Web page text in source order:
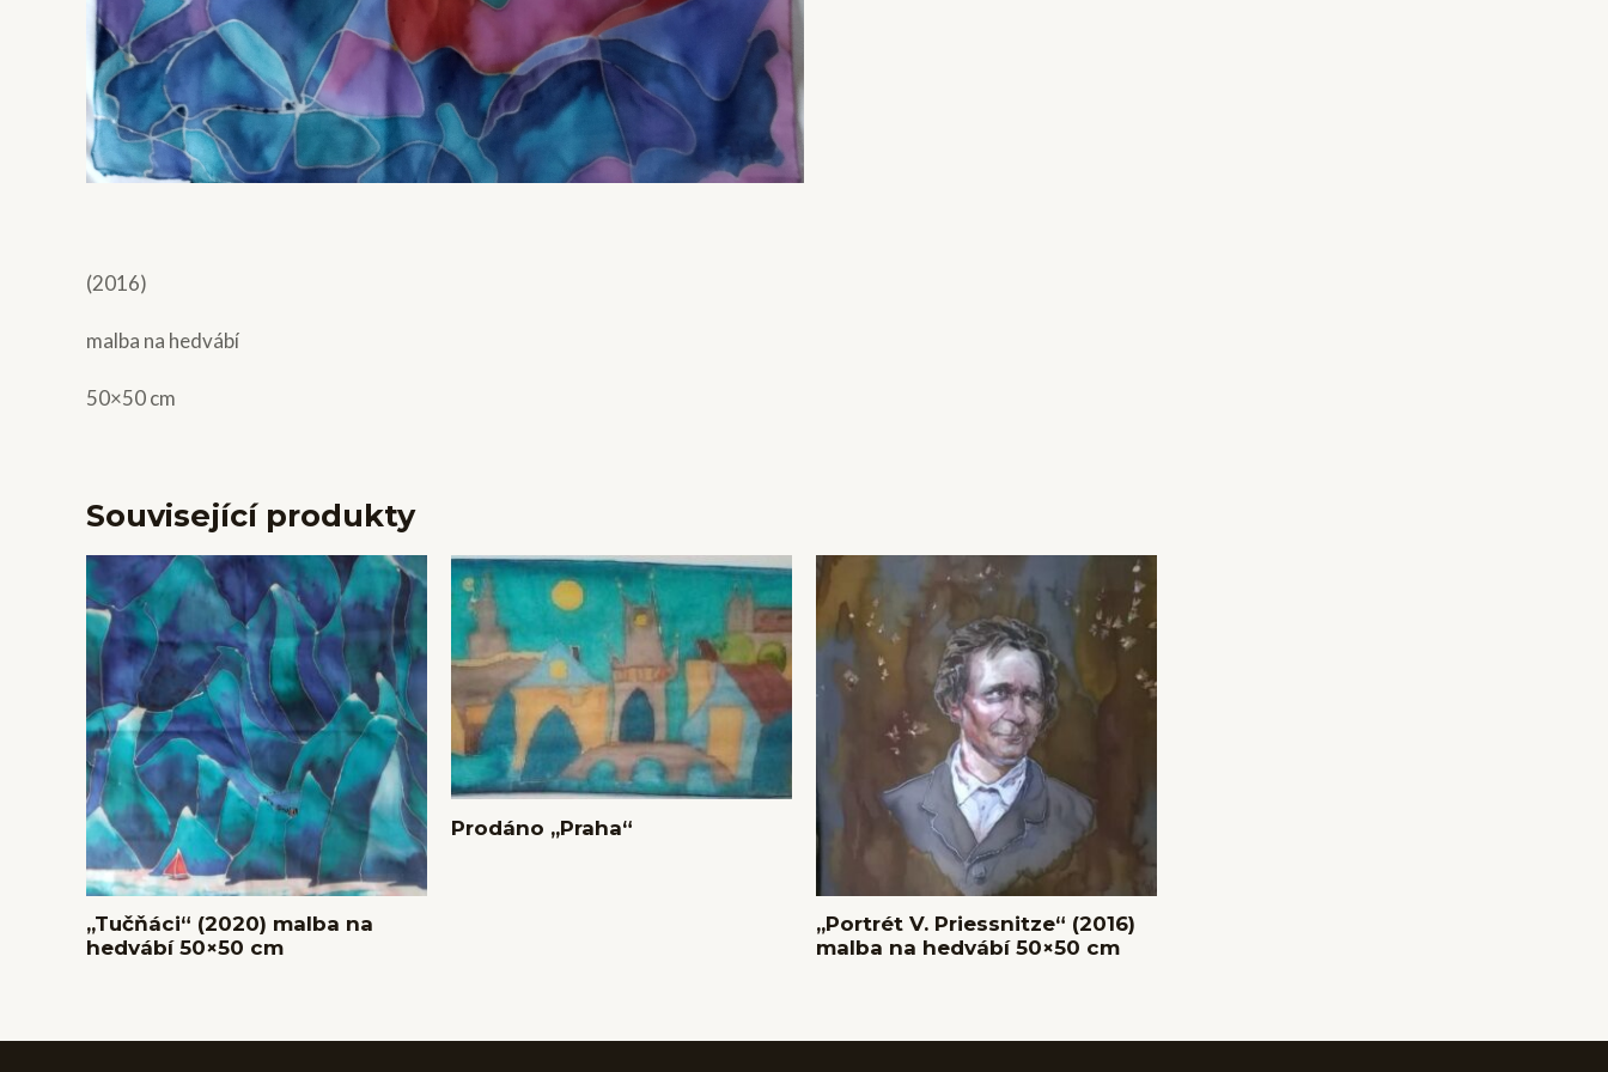
(2016)
malba na hedvábí
50×50 cm
Související produkty
,,Tučňáci“ (2020) malba na
hedvábí 50×50 cm
Prodáno ,,Praha“
,,Portrét V. Priessnitze“ (2016)
malba na hedvábí 50×50 cm